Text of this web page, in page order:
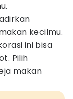
kecilmu.
ini bisa
Pilih
makan